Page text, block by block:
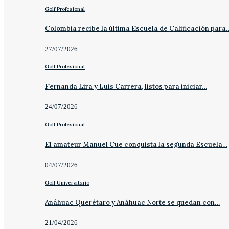
Golf Profesional
Colombia recibe la última Escuela de Calificación
27/07/2026
Golf Profesional
Fernanda Lira y Luis Carrera, listos para iniciar…
24/07/2026
Golf Profesional
El amateur Manuel Cue conquista la segunda Escuela…
04/07/2026
Golf Universitario
Anáhuac Querétaro y Anáhuac Norte se quedan con…
21/04/2026